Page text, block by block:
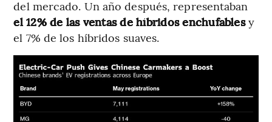
del mercado. Un año después, representaban
el 12% de las ventas de híbridos enchufablesy
el 7% de los híbridos suaves.